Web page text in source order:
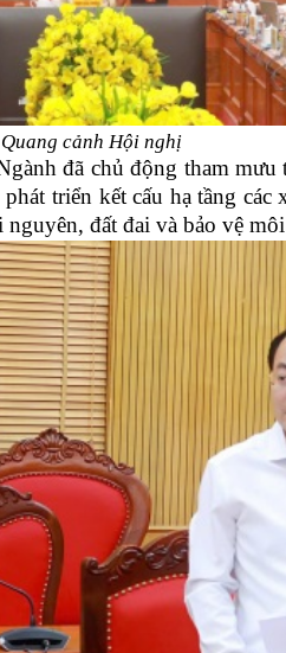
Quang cảnh Hội nghị
đã chủ động tham
triển kết cấu hạ tầng
đất đai và bảo vệ